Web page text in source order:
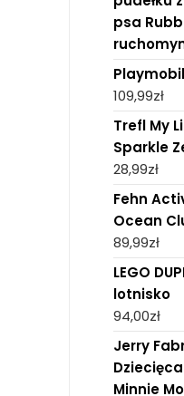
psa
109,99zł
Trefl My
Sparkle
28,99zł
Fehn
Ocean
89,99zł
LEGO
lotnisko
94,00zł
Jerry
Minnie